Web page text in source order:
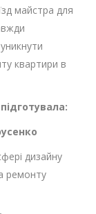
майстра для
квартири в
дизайну
ремонту